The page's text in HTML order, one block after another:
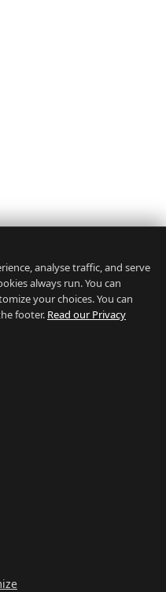
analyse traffic, and serve
always run. You can
your choices. You can
footer. Read our Privacy